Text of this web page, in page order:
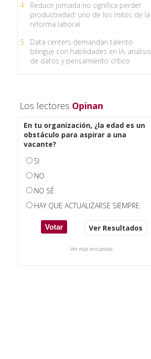
4
Reducir jornada no significa perder
productividad: uno de los mitos de la
reforma laboral
5
Data centers demandan talento
bilingüe con habilidades en IA, análisis
de datos y pensamiento crítico
Los lectores Opinan
En tu organización, ¿la edad es un
obstáculo para aspirar a una
vacante?
SI
NO
NO SÉ
HAY QUE ACTUALIZARSE SIEMPRE
Ver Resultados
Ver más encuestas